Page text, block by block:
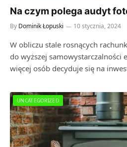
Na czym polega audyt
By Dominik Łopuski 10 stycznia, 2024
W obliczu stale rosnących
do wyższej samowystarczalności
więcej osób decyduje się na
UNCATEGORIZED